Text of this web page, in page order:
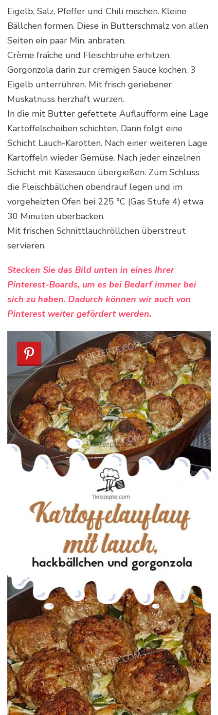
Eigelb, Salz, Pfeffer und Chili mischen. Kleine
Bällchen formen. Diese in Butterschmalz von allen
Seiten ein paar Min. anbraten.
Crème fraîche und Fleischbrühe erhitzen.
Gorgonzola darin zur cremigen Sauce kochen. 3
Eigelb unterrühren. Mit frisch geriebener
Muskatnuss herzhaft würzen.
In die mit Butter gefettete Auflaufform eine Lage
Kartoffelscheiben schichten. Dann folgt eine
Schicht Lauch-Karotten. Nach einer weiteren Lage
Kartoffeln wieder Gemüse. Nach jeder einzelnen
Schicht mit Käsesauce übergießen. Zum Schluss
die Fleischbällchen obendrauf legen und im
vorgeheizten Ofen bei 225 °C (Gas Stufe 4) etwa
30 Minuten überbacken.
Mit frischen Schnittlauchröllchen überstreut
servieren.
Stecken Sie das Bild unten in eines Ihrer
Pinterest-Boards, um es bei Bedarf immer bei
sich zu haben. Dadurch können wir auch von
Pinterest weiter gefördert werden.